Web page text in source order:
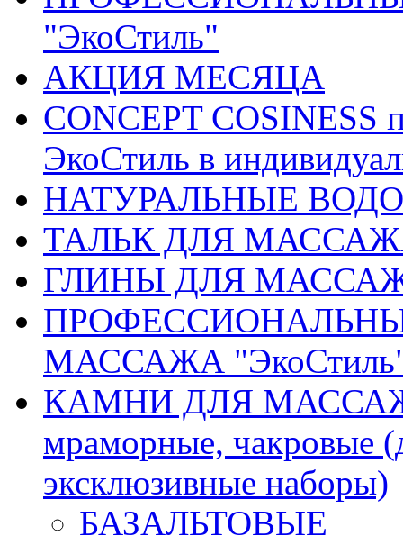
"ЭкоСтиль"
АКЦИЯ МЕСЯЦА
CONCEPT COSINESS
ЭкоСтиль в
НАТУРАЛЬНЫЕ
ТАЛЬК ДЛЯ
ГЛИНЫ ДЛЯ
МАССАЖА
КАМНИ ДЛЯ МАССАЖА
мраморные, чакровые
эксклюзивные наборы)
БАЗАЛЬТОВЫЕ